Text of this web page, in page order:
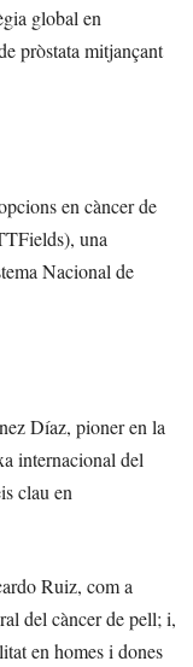
global en
pròstata mitjançant
en càncer de
una
Nacional de
Díaz, pioner en la
internacional del
clau en
Ruiz, com a
del càncer de pell; i,
en homes i dones